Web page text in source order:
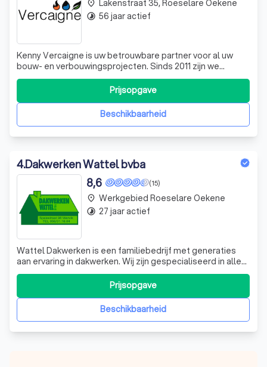
Kenny Vercaigne is uw betrouwbare partner voor al uw
bouw- en verbouwingsprojecten. Sinds 2011 zijn we
gespecialiseerd in sanitaire installaties, zonnepanelen en
nog veel meer. Met onze jarenlange ervaring en
persoonlijke aanpak, onderscheiden we ons in de markt.
We zijn niet alleen actief in Roesel
Beschikbaarheid
Prijsopgave
place Lakenstraat 35, Roeselare Oekene
timelapse 56 jaar actief
4.Dakwerken Wattel bvba
(15)
8,6
Wattel Dakwerken is een familiebedrijf met generaties
aan ervaring in dakwerken. Wij zijn gespecialiseerd in alle
soorten dakwerken, van volledige dakrenovaties tot het
plaatsen van nieuwe daken en snelle herstellingen. Ons
team zet zich in voor duurzaamheid, hoogwaardige
kwaliteit en budgetvriendelBeschikbaarheid
Prijsopgave
place Werkgebied Roeselare Oekene
timelapse 27 jaar actief